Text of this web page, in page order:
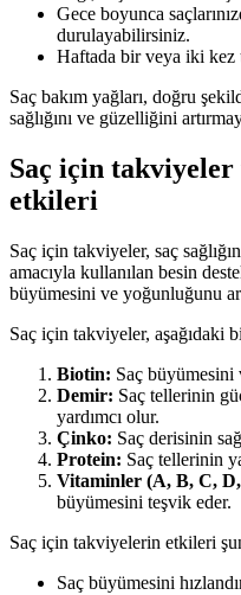
Gece boyunca
durulayabilirsiniz.
Haftada bir veya iki kez
Saç bakım yağları, doğru
sağlığını ve güzelliğini
Saç için takviyeler
etkileri
Saç için takviyeler, saç
amacıyla kullanılan besin
büyümesini ve yoğunluğunu
Saç için takviyeler, aşağıdaki
Biotin: Saç büyümesini
Demir: Saç tellerinin
yardımcı olur.
Çinko: Saç derisinin
Protein: Saç tellerinin
Vitaminler (A, B, C,
büyümesini teşvik eder.
Saç için takviyelerin etkileri
Saç büyümesini